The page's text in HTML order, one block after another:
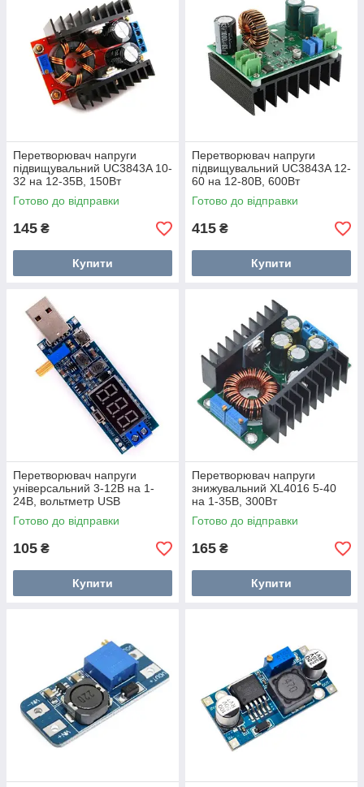
Перетворювач напруги
підвищувальний UC3843A 10-
32 на 12-35В, 150Вт
Готово до відправки
145 ₴
Купити
Перетворювач напруги
підвищувальний UC3843A 12-
60 на 12-80В, 600Вт
Готово до відправки
415 ₴
Купити
Перетворювач напруги
універсальний 3-12В на 1-
24В, вольтметр USB
Готово до відправки
105 ₴
Купити
Перетворювач напруги
знижувальний XL4016 5-40
на 1-35В, 300Вт
Готово до відправки
165 ₴
Купити